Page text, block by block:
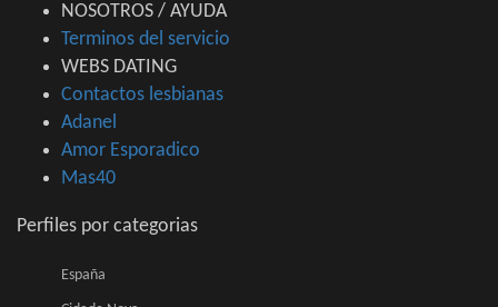
NOSOTROS / AYUDA
Terminos del servicio
WEBS DATING
Contactos lesbianas
Adanel
Amor Esporadico
Mas40
Perfiles por categorias
España